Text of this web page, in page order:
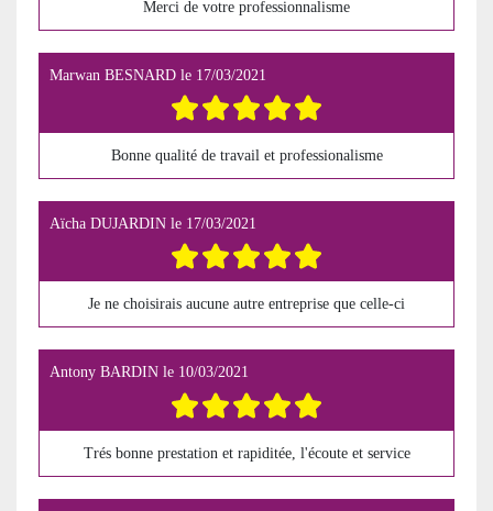
Merci de votre professionnalisme
Marwan BESNARD le 17/03/2021
Bonne qualité de travail et professionalisme
Aïcha DUJARDIN le 17/03/2021
Je ne choisirais aucune autre entreprise que celle-ci
Antony BARDIN le 10/03/2021
Trés bonne prestation et rapiditée, l'écoute et service